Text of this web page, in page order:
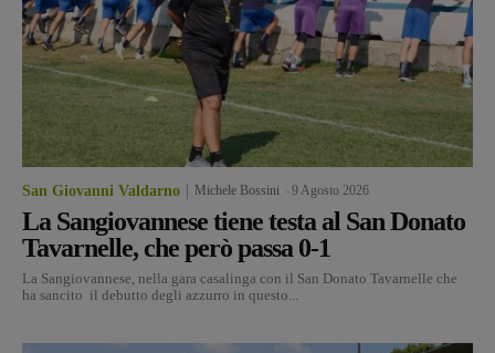
San Giovanni Valdarno Michele Bossini 9 Agosto 2026
La Sangiovannese tiene testa al San Donato
Tavarnelle, che però passa 0-1
La Sangiovannese, nella gara casalinga con il San Donato Tavarnelle che
ha sancito il debutto degli azzurro in questo...